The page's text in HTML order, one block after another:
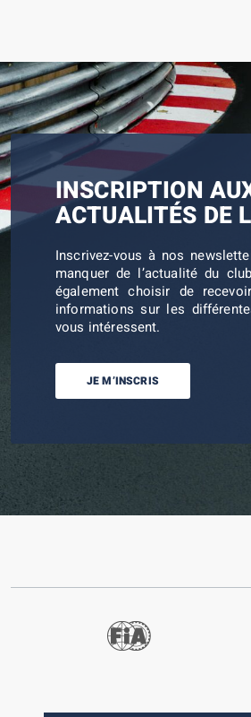
INSCRIPTION
ACTUALITÉS DE
Inscrivez-vous à nos
manquer de l’actualité du
également choisir de
informations sur les
vous intéressent.
JE M’INSCRIS